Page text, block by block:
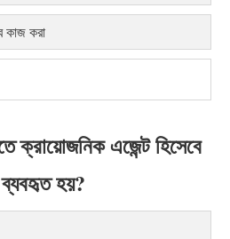
কাজ করা
ক্রায়োজনিক এজেন্ট হিসেবে
হয়?